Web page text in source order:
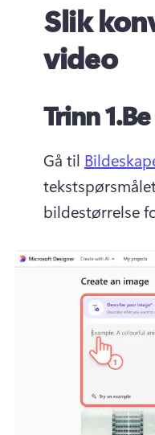
Slik
video
Trinn 1.
Gå til
bildestørrelse